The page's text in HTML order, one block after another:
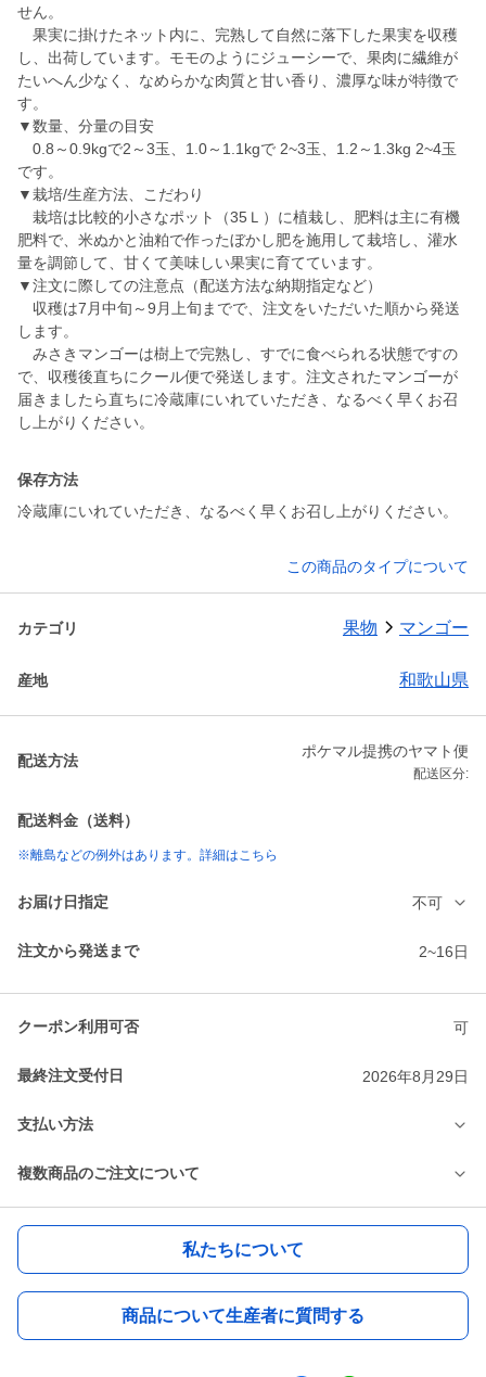
せん。
果実に掛けたネット内に、完熟して自然に落下した果実を収穫
し、出荷しています。モモのようにジューシーで、果肉に繊維が
たいへん少なく、なめらかな肉質と甘い香り、濃厚な味が特徴で
す。
▼数量、分量の目安
0.8～0.9kgで2～3玉、1.0～1.1kgで 2~3玉、1.2～1.3kg 2~4玉
です。
▼栽培/生産方法、こだわり
栽培は比較的小さなポット（35Ｌ）に植栽し、肥料は主に有機
肥料で、米ぬかと油粕で作ったぼかし肥を施用して栽培し、灌水
量を調節して、甘くて美味しい果実に育てています。
▼注文に際しての注意点（配送方法な納期指定など）
収穫は7月中旬～9月上旬までで、注文をいただいた順から発送
します。
みさきマンゴーは樹上で完熟し、すでに食べられる状態ですの
で、収穫後直ちにクール便で発送します。注文されたマンゴーが
届きましたら直ちに冷蔵庫にいれていただき、なるべく早くお召
保存方法
冷蔵庫にいれていただき、なるべく早くお召し上がりください。
この商品のタイプについて
カテゴリ 果物 マンゴー
産地 和歌山県
配送方法
ポケマル提携のヤマト便
配送区分:
配送料金（送料）
※離島などの例外はあります。詳細はこちら
お届け日指定 不可
注文から発送まで 2~16日
クーポン利用可否 可
最終注文受付日 2026年8月29日
支払い方法
複数商品のご注文について
私たちについて
商品について生産者に質問する